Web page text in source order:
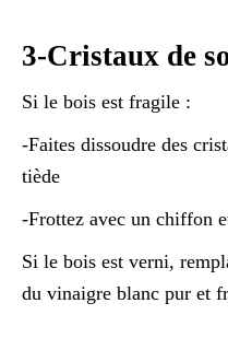
3-Cristaux de
Si le bois est fragile :
-Faites dissoudre des
tiède
-Frottez avec un chiffon
Si le bois est verni,
du vinaigre blanc pur et